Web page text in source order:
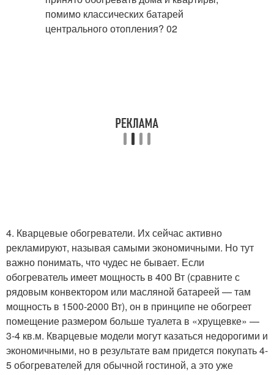
4. Кварцевые обогреватели. Их сейчас активно
рекламируют, называя самыми экономичными. Но тут
важно понимать, что чудес не бывает. Если
обогреватель имеет мощность в 400 Вт (сравните с
рядовым конвектором или масляной батареей — там
мощность в 1500-2000 Вт), он в принципе не обогреет
помещение размером больше туалета в «хрущевке» —
3-4 кв.м. Кварцевые модели могут казаться недорогими и
экономичными, но в результате вам придется покупать 4-
5 обогревателей для обычной гостиной, а это уже